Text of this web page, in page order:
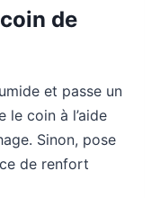
de
et passe un
le coin à l’aide
Sinon, pose
de renfort